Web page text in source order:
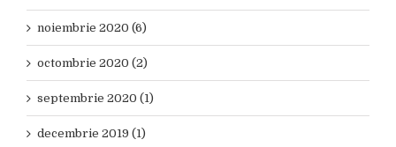
noiembrie 2020 (6)
octombrie 2020 (2)
septembrie 2020 (1)
decembrie 2019 (1)